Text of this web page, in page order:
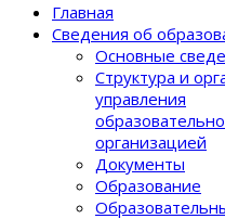
Главная
Сведения об
Основные
Структура и
управления
организацией
Документы
Образование